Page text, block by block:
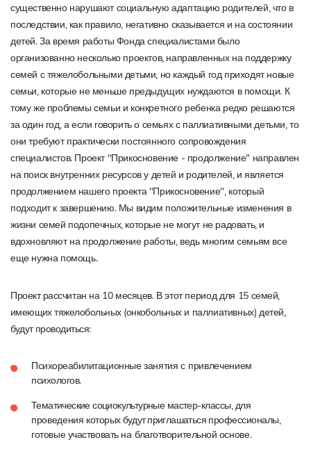
существенно нарушают социальную адаптацию родителей, что в
последствии, как правило, негативно сказывается и на состоянии
детей. За время работы Фонда специалистами было
организованно несколько проектов, направленных на поддержку
семей с тяжелобольными детьми, но каждый год приходят новые
семьи, которые не меньше предыдущих нуждаются в помощи. К
тому же проблемы семьи и конкретного ребенка редко решаются
за один год, а если говорить о семьях с паллиативными детьми, то
они требуют практически постоянного сопровождения
специалистов. Проект "Прикосновение - продолжение" направлен
на поиск внутренних ресурсов у детей и родителей, и является
продолжением нашего проекта "Прикосновение", который
подходит к завершению. Мы видим положительные изменения в
жизни семей подопечных, которые не могут не радовать, и
вдохновляют на продолжение работы, ведь многим семьям все
еще нужна помощь.
Проект рассчитан на 10 месяцев.Вэтот периоддля 15 семей,
имеющихтяжелобольных (онкобольныхи паллиативных) детей,
будут проводиться:
Психореабилитационные занятияс привлечением
психологов.
Тематические социокультурные мастер-классы,для
проведения которыхбудутприглашаться профессионалы,
готовыеучаствовать наблаготворительной основе.